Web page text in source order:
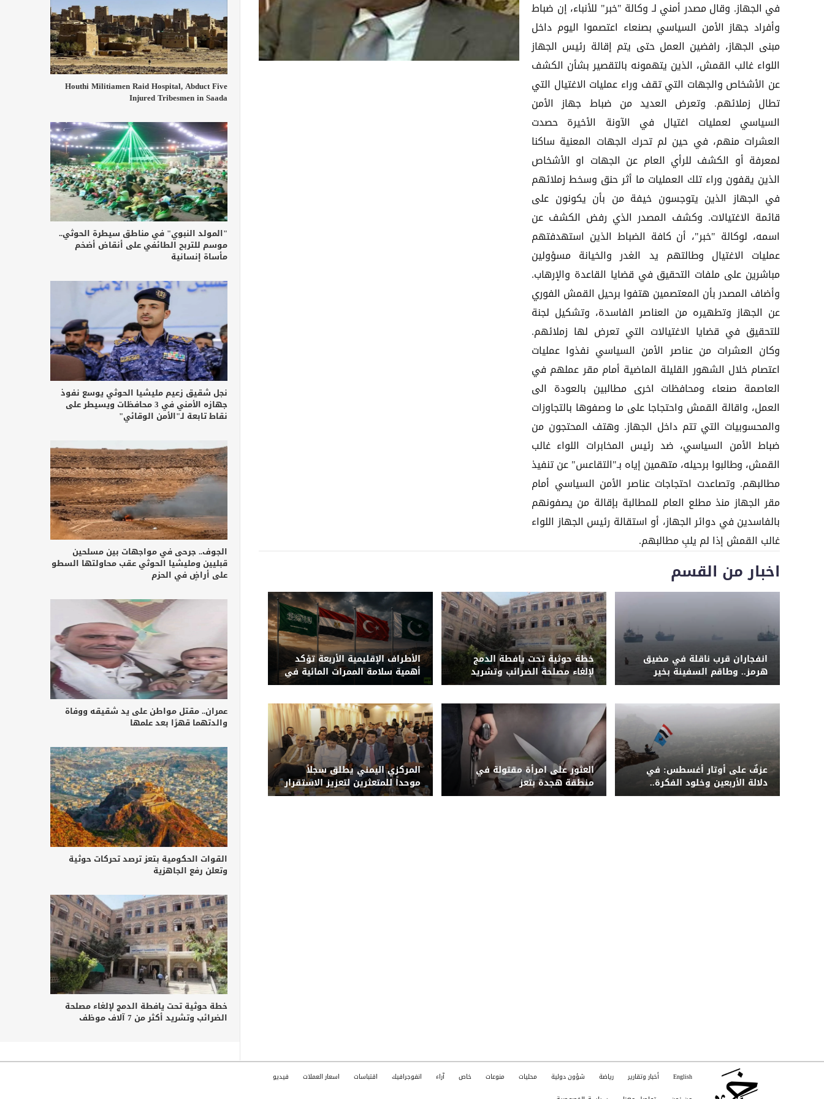
في الجهاز. وقال مصدر أمني لـ وكالة "خبر" للأنباء، إن ضباط
وأفراد جهاز الأمن السياسي بصنعاء اعتصموا اليوم داخل
مبنى الجهاز، رافضين العمل حتى يتم إقالة رئيس الجهاز
اللواء غالب القمش، الذين يتهمونه بالتقصير بشأن الكشف
عن الأشخاص والجهات التي تقف وراء عمليات الاغتيال التي
تطال زملائهم. وتعرض العديد من ضباط جهاز الأمن
السياسي لعمليات اغتيال في الآونة الأخيرة حصدت
العشرات منهم، في حين لم تحرك الجهات المعنية ساكنا
لمعرفة أو الكشف للرأي العام عن الجهات او الأشخاص
الذين يقفون وراء تلك العمليات ما أثر حنق وسخط زملائهم
في الجهاز الذين يتوجسون خيفة من بأن يكونون على
قائمة الاغتيالات. وكشف المصدر الذي رفض الكشف عن
اسمه، لوكالة "خبر"، أن كافة الضباط الذين استهدفتهم
عمليات الاغتيال وطالتهم يد الغدر والخيانة مسؤولين
مباشرين على ملفات التحقيق في قضايا القاعدة والإرهاب.
وأضاف المصدر بأن المعتصمين هتفوا برحيل القمش الفوري
عن الجهاز وتطهيره من العناصر الفاسدة، وتشكيل لجنة
للتحقيق في قضايا الاغتيالات التي تعرض لها زملائهم.
وكان العشرات من عناصر الأمن السياسي نفذوا عمليات
اعتصام خلال الشهور القليلة الماضية أمام مقر عملهم في
العاصمة صنعاء ومحافظات اخرى مطالبين بالعودة الى
العمل، واقالة القمش واحتجاجا على ما وصفوها بالتجاوزات
والمحسوبيات التي تتم داخل الجهاز. وهتف المحتجون من
ضباط الأمن السياسي، ضد رئيس المخابرات اللواء غالب
القمش، وطالبوا برحيله، متهمين إياه بـ"التقاعس" عن تنفيذ
مطالبهم. وتصاعدت احتجاجات عناصر الأمن السياسي أمام
مقر الجهاز منذ مطلع العام للمطالبة بإقالة من يصفونهم
بالفاسدين في دوائر الجهاز، أو استقالة رئيس الجهاز اللواء
غالب القمش إذا لم يلبِ مطالبهم.
اخبار من القسم
انفجاران قرب ناقلة في مضيق
هرمز.. وطاقم السفينة بخير
خطة حوثية تحت يافطة الدمج
لإلغاء مصلحة الضرائب وتشريد
أكثر من 7 آلاف موظف
الأطراف الإقليمية الأربعة تؤكد
أهمية سلامة الممرات المائية في
باب المندب
عزفٌ على أوتار أغسطس: في
دلالة الأربعين وخلود الفكرة..
"المؤتمر" حادي الميثاق ورافعة
العثور على امرأة مقتولة في
منطقة هجدة بتعز
المركزي اليمني يطلق سجلاً
موحداً للمتعثرين لتعزيز الاستقرار
المالي والحد من المخاطر
Houthi Militiamen Raid Hospital, Abduct Five
Injured Tribesmen in Saada
"المولد النبوي" في مناطق سيطرة الحوثي..
موسم للتربح الطائفي على أنقاض أضخم
مأساة إنسانية
نجل شقيق زعيم مليشيا الحوثي يوسع نفوذ
جهازه الأمني في 3 محافظات ويسيطر على
نقاط تابعة لـ"الأمن الوقائي"
الجوف.. جرحى في مواجهات بين مسلحين
قبليين ومليشيا الحوثي عقب محاولتها السطو
على أراضٍ في الحزم
عمران.. مقتل مواطن على يد شقيقه ووفاة
والدتهما قهرًا بعد علمها
القوات الحكومية بتعز ترصد تحركات حوثية
وتعلن رفع الجاهزية
خطة حوثية تحت يافطة الدمج لإلغاء مصلحة
الضرائب وتشريد أكثر من 7 آلاف موظف
English أخبار وتقارير رياضة شؤون دولية محليات منوعات خاص آراء انفوجرافيك اقتباسات اسعار العملات فيديو